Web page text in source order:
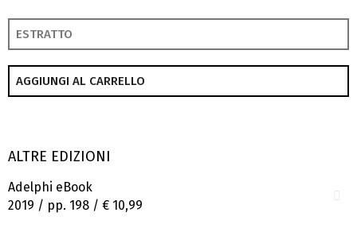
ESTRATTO
AGGIUNGI AL CARRELLO
ALTRE EDIZIONI
Adelphi eBook
2019 / pp. 198 / € 10,99